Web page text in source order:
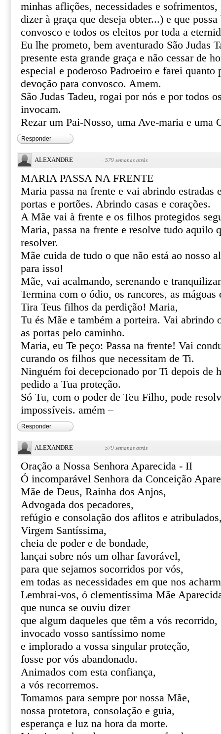
minhas aflições, necessidades e
dizer à graça que deseja obter...) e que
convosco e todos os eleitos por toda a
Eu lhe prometo, bem aventurado São Judas
presente esta grande graça e não cessar de
especial e poderoso Padroeiro e farei quanto
devoção para convosco. Amem.
São Judas Tadeu, rogai por nós e por todos
invocam.
Rezar um Pai-Nosso, uma Ave-maria e uma
Responder
ALEXANDRE · 579 semanas atrás
MARIA PASSA NA FRENTE
Maria passa na frente e vai abrindo estradas
portas e portões. Abrindo casas e corações.
A Mãe vai à frente e os filhos protegidos
Maria, passa na frente e resolve tudo aquilo
resolver.
Mãe cuida de tudo o que não está ao nosso
para isso!
Mãe, vai acalmando, serenando e
Termina com o ódio, os rancores, as mágoas
Tira Teus filhos da perdição! Maria,
Tu és Mãe e também a porteira. Vai abrindo
as portas pelo caminho.
Maria, eu Te peço: Passa na frente! Vai
curando os filhos que necessitam de Ti.
Ninguém foi decepcionado por Ti depois de
pedido a Tua proteção.
Só Tu, com o poder de Teu Filho, pode
impossíveis. amém –
Responder
ALEXANDRE · 579 semanas atrás
Oração a Nossa Senhora Aparecida - II
Ó incomparável Senhora da Conceição
Mãe de Deus, Rainha dos Anjos,
Advogada dos pecadores,
refúgio e consolação dos aflitos e
Virgem Santíssima,
cheia de poder e de bondade,
lançai sobre nós um olhar favorável,
para que sejamos socorridos por vós,
em todas as necessidades em que nos
Lembrai-vos, ó clementíssima Mãe
que nunca se ouviu dizer
que algum daqueles que têm a vós recorrido,
invocado vosso santíssimo nome
e implorado a vossa singular proteção,
fosse por vós abandonado.
Animados com esta confiança,
a vós recorremos.
Tomamos para sempre por nossa Mãe,
nossa protetora, consolação e guia,
esperança e luz na hora da morte.